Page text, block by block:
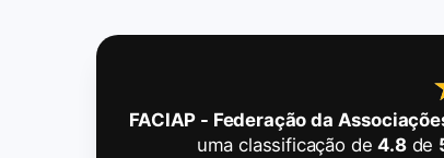
FACIAP - Federação da
uma classificação de4.8de